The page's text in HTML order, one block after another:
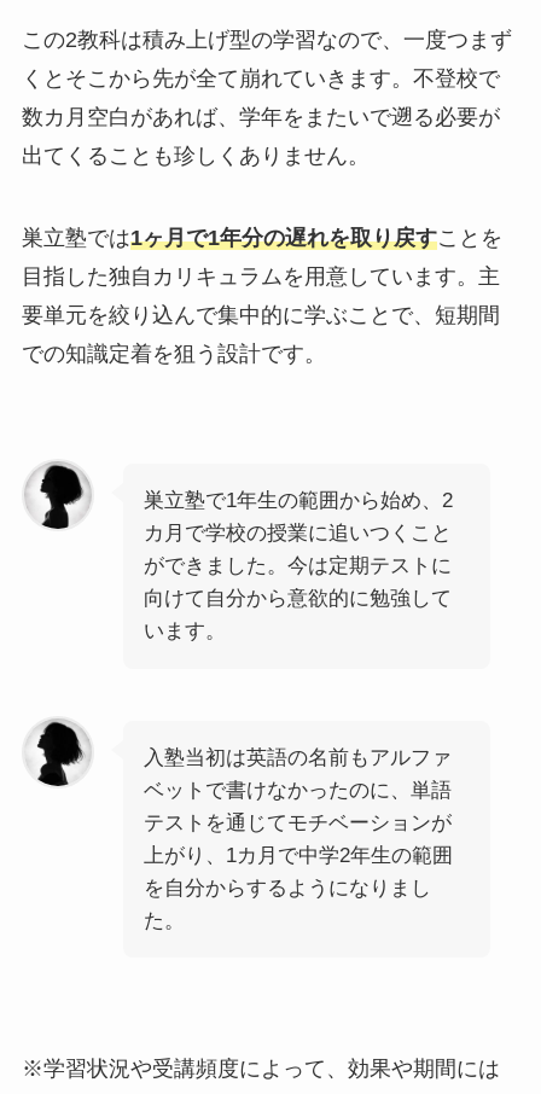
この2教科は積み上げ型の学習なので、一度つまず
くとそこから先が全て崩れていきます。不登校で
数カ月空白があれば、学年をまたいで遡る必要が
出てくることも珍しくありません。
巣立塾では1ヶ月で1年分の遅れを取り戻すことを
目指した独自カリキュラムを用意しています。主
要単元を絞り込んで集中的に学ぶことで、短期間
での知識定着を狙う設計です。
巣立塾で1年生の範囲から始め、2
カ月で学校の授業に追いつくこと
ができました。今は定期テストに
向けて自分から意欲的に勉強して
います。
入塾当初は英語の名前もアルファ
ベットで書けなかったのに、単語
テストを通じてモチベーションが
上がり、1カ月で中学2年生の範囲
を自分からするようになりまし
た。
※学習状況や受講頻度によって、効果や期間には